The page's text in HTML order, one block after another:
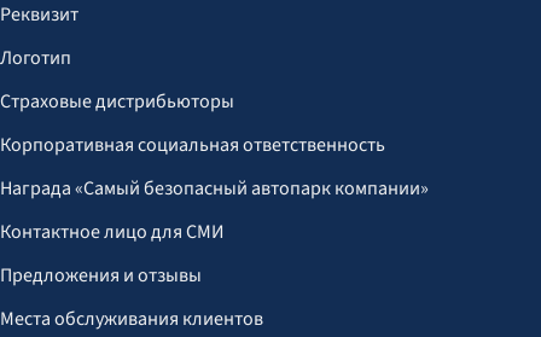
Реквизит
Логотип
Страховые дистрибьюторы
Корпоративная социальная ответственность
Награда «Самый безопасный автопарк компании»
Контактное лицо для СМИ
Предложения и отзывы
Места обслуживания клиентов